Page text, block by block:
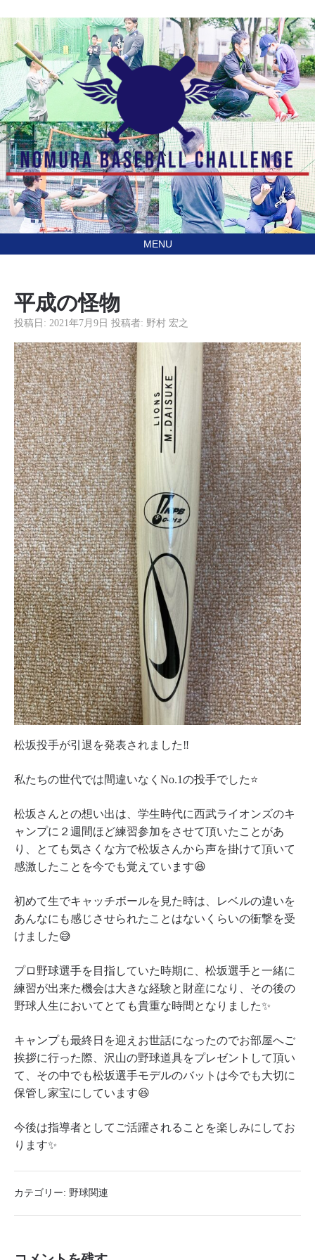
あなたの住んでる地域に
行きます！
訪問型野球教室野村ベースボールチャレンジ（NBC）
平成の怪物
投稿日: 2021年7月9日 投稿者: 野村 宏之
松坂投手が引退を発表されました‼️
私たちの世代では間違いなくNo.1の投手でした⭐️
松坂さんとの想い出は、学生時代に西武ライオンズのキ
ャンプに２週間ほど練習参加をさせて頂いたことがあ
り、とても気さくな方で松坂さんから声を掛けて頂いて
感激したことを今でも覚えています😆
初めて生でキャッチボールを見た時は、レベルの違いを
あんなにも感じさせられたことはないくらいの衝撃を受
けました😅
プロ野球選手を目指していた時期に、松坂選手と一緒に
練習が出来た機会は大きな経験と財産になり、その後の
野球人生においてとても貴重な時間となりました✨
キャンプも最終日を迎えお世話になったのでお部屋へご
挨拶に行った際、沢山の野球道具をプレゼントして頂い
て、その中でも松坂選手モデルのバットは今でも大切に
保管し家宝にしています😆
今後は指導者としてご活躍されることを楽しみにしてお
ります✨
カテゴリー: 野球関連